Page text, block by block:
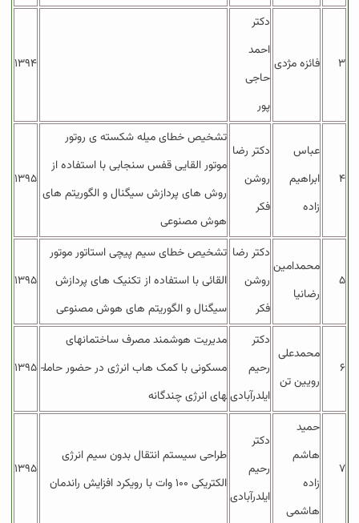
۳ فائزه مژدی
دکتر
احمد
حاجی
پور
۱۳۹۴
۴
عباس
ابراهیم
زاده
دکتر رضا
روشن
فکر
تشخیص خطای میله شکسته ی روتور
موتور القایی قفس سنجابی با استفاده از
روش های پردازش سیگنال و الگوریتم های
هوش مصنوعی
۱۳۹۵
۵
محمدامین
رضانیا
دکتر رضا
روشن
فکر
تشخیص خطای سیم پیچی استاتور موتور
القائی با استفاده از تکنیک های پردازش
سیگنال و الگوریتم های هوش مصنوعی
۱۳۹۵
۶
محمدعلی
رویین تن
دکتر
رحیم
ایلدرآبادی
مدیریت هوشمند مصرف ساختمان­های
مسکونی با کمک هاب انرژی در حضور حامل­
های انرژی چندگانه
۱۳۹۵
۷
حمید
هاشم
زاده
هاشمی
دکتر
رحیم
ایلدرآبادی
طراحی سیستم انتقال بدون سیم انرژی
الکتریکی ۱۰۰ وات با رویکرد افزایش راندمان
۱۳۹۵